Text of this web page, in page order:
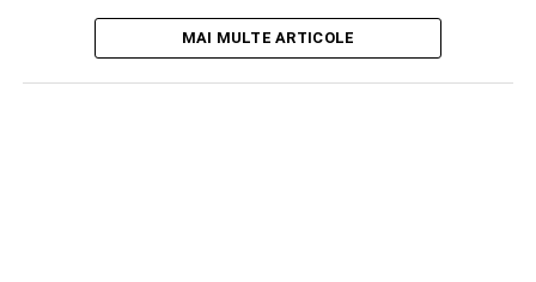
MAI MULTE ARTICOLE